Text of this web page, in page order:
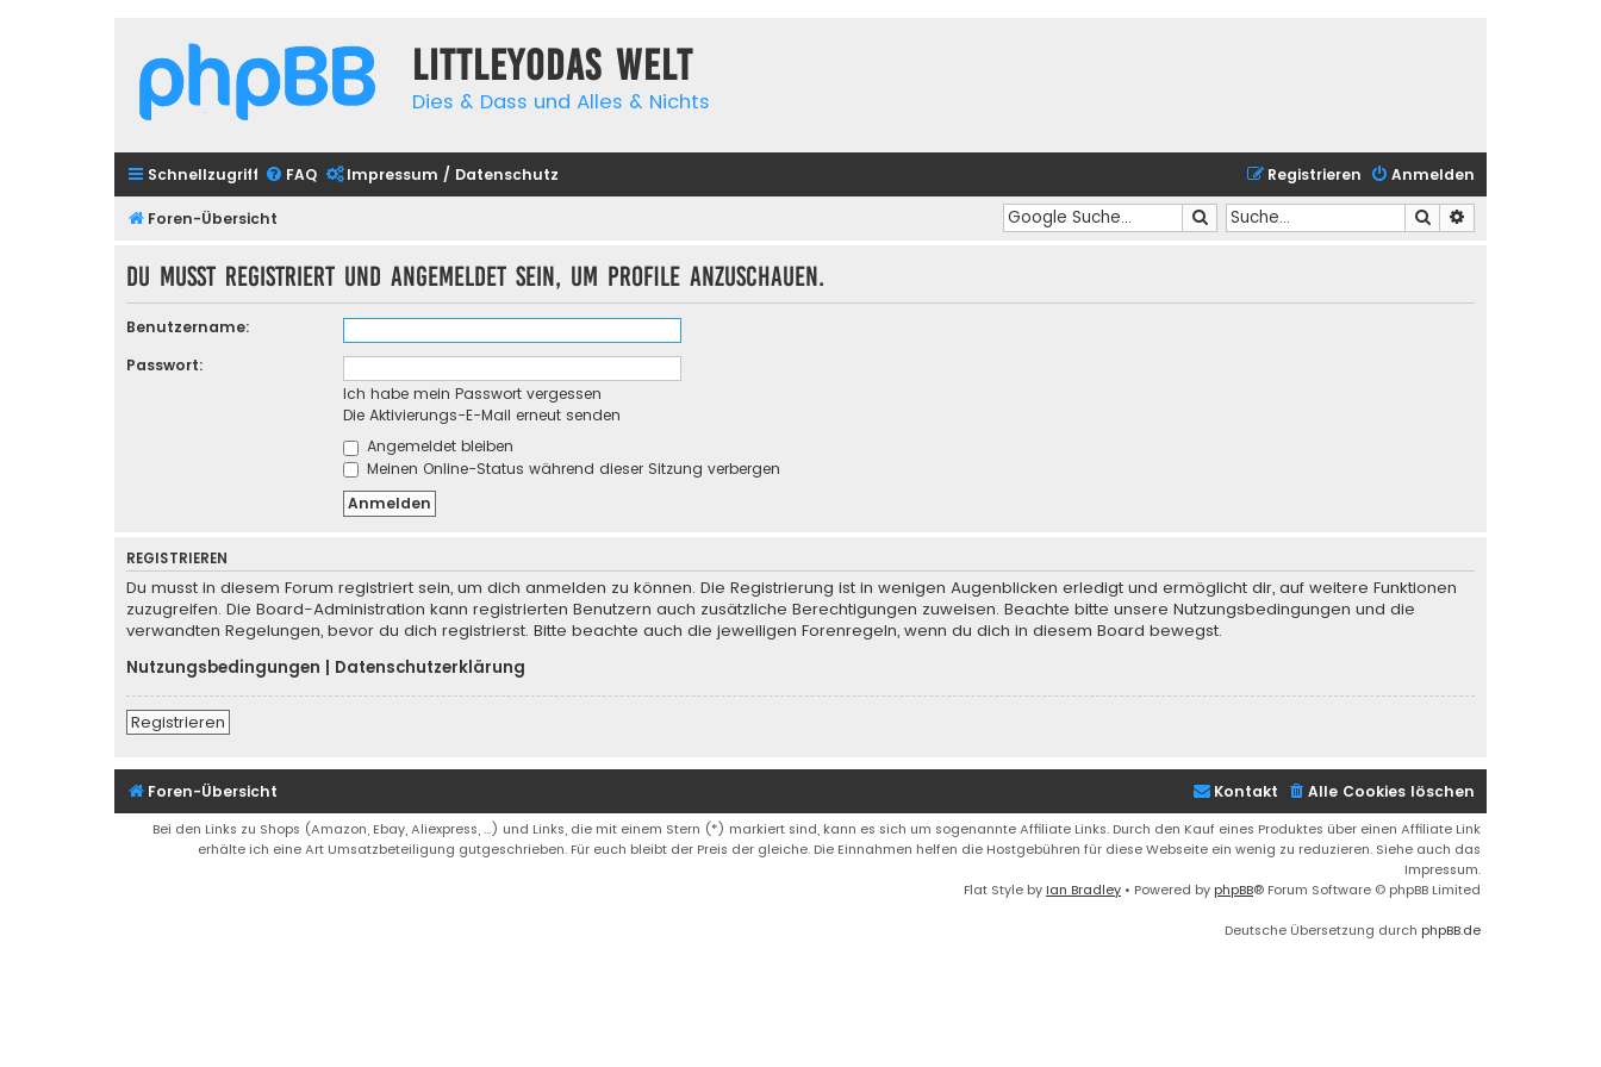
Littleyodas Welt
Dies & Dass und Alles & Nichts
Schnellzugriff FAQ Impressum / Datenschutz Anmelden
Registrieren
Foren-Übersicht Suche
Suche
Du musst registriert und angemeldet sein, um Profile anzuschauen.
Benutzername:
Passwort:
Ich habe mein Passwort vergessen
Die Aktivierungs-E-Mail erneut senden
Angemeldet bleiben
Meinen Online-Status während dieser Sitzung verbergen
REGISTRIEREN
Du musst in diesem Forum registriert sein, um dich anmelden zu können. Die Registrierung ist in wenigen Augenblicken erledigt und ermöglicht dir, auf weitere Funktionen
zuzugreifen. Die Board-Administration kann registrierten Benutzern auch zusätzliche Berechtigungen zuweisen. Beachte bitte unsere Nutzungsbedingungen und die
verwandten Regelungen, bevor du dich registrierst. Bitte beachte auch die jeweiligen Forenregeln, wenn du dich in diesem Board bewegst.
Nutzungsbedingungen
Datenschutzerklärung
Registrieren
Foren-Übersicht Alle Cookies löschen
Kontakt
Bei den Links zu Shops (Amazon, Ebay, Aliexpress, ...) und Links, die mit einem Stern (*) markiert sind, kann es sich um sogenannte Affiliate Links. Durch den Kauf eines Produktes über einen Affiliate Link
erhälte ich eine Art Umsatzbeteiligung gutgeschrieben. Für euch bleibt der Preis der gleiche. Die Einnahmen helfen die Hostgebühren für diese Webseite ein wenig zu reduzieren. Siehe auch das
Impressum.
Flat Style by Ian Bradley • Powered by phpBB® Forum Software © phpBB Limited
Deutsche Übersetzung durch phpBB.de